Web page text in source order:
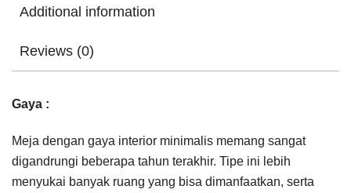
Additional information
Reviews (0)
Gaya :
Meja dengan gaya interior minimalis memang sangat
digandrungi beberapa tahun terakhir. Tipe ini lebih
menyukai banyak ruang yang bisa dimanfaatkan, serta